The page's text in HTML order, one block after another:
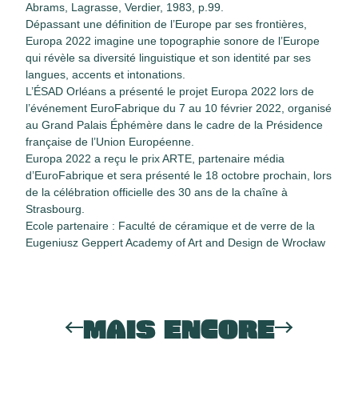
Abrams, Lagrasse, Verdier, 1983, p.99.
Dépassant une définition de l’Europe par ses frontières,
Europa 2022 imagine une topographie sonore de l’Europe
qui révèle sa diversité linguistique et son identité par ses
langues, accents et intonations.
L’ÉSAD Orléans a présenté le projet Europa 2022 lors de
l’événement EuroFabrique du 7 au 10 février 2022, organisé
au Grand Palais Éphémère dans le cadre de la Présidence
française de l’Union Européenne.
Europa 2022 a reçu le prix ARTE, partenaire média
d’EuroFabrique et sera présenté le 18 octobre prochain, lors
de la célébration officielle des 30 ans de la chaîne à
Strasbourg.
Ecole partenaire : Faculté de céramique et de verre de la
Eugeniusz Geppert Academy of Art and Design de Wrocław
MAIS ENCORE